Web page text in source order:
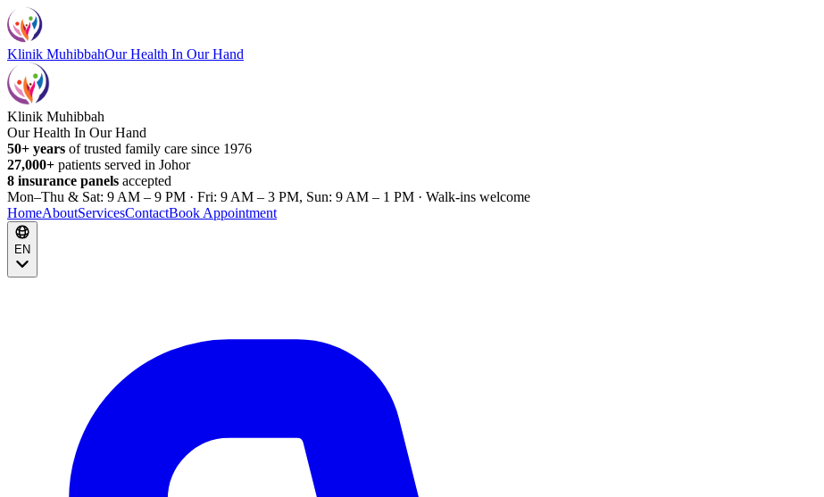
Klinik MuhibbahOur Health In Our Hand
Klinik Muhibbah
Our Health In Our Hand
50+ years of trusted family care since 1976
27,000+ patients served in Johor
8 insurance panels accepted
Mon–Thu & Sat: 9 AM – 9 PM · Fri: 9 AM – 3 PM, Sun: 9 AM – 1 PM · Walk-ins welcome
HomeAboutServicesContactBook Appointment
EN